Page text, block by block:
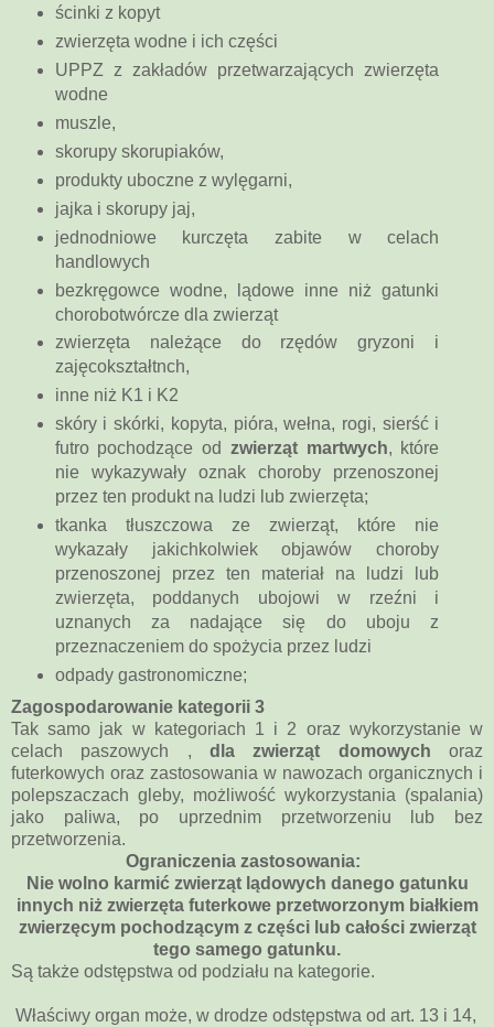
ścinki z kopyt
zwierzęta wodne i ich części
UPPZ z zakładów przetwarzających zwierzęta
wodne
muszle,
skorupy skorupiaków,
produkty uboczne z wylęgarni,
jajka i skorupy jaj,
jednodniowe kurczęta zabite w celach
handlowych
bezkręgowce wodne, lądowe inne niż gatunki
chorobotwórcze dla zwierząt
zwierzęta należące do rzędów gryzoni i
zajęcokształtnch,
inne niż K1 i K2
skóry i skórki, kopyta, pióra, wełna, rogi, sierść i
futro pochodzące od zwierząt martwych, które
nie wykazywały oznak choroby przenoszonej
przez ten produkt na ludzi lub zwierzęta;
tkanka tłuszczowa ze zwierząt, które nie
wykazały jakichkolwiek objawów choroby
przenoszonej przez ten materiał na ludzi lub
zwierzęta, poddanych ubojowi w rzeźni i
uznanych za nadające się do uboju z
przeznaczeniem do spożycia przez ludzi
odpady gastronomiczne;
Zagospodarowanie kategorii 3
Tak samo jak w kategoriach 1 i 2 oraz wykorzystanie w
celach paszowych , dla zwierząt domowych oraz
futerkowych oraz zastosowania w nawozach organicznych i
polepszaczach gleby, możliwość wykorzystania (spalania)
jako paliwa, po uprzednim przetworzeniu lub bez
przetworzenia.
Ograniczenia zastosowania:
Nie wolno karmić zwierząt lądowych danego gatunku
innych niż zwierzęta futerkowe przetworzonym białkiem
zwierzęcym pochodzącym z części lub całości zwierząt
tego samego gatunku.
Są także odstępstwa od podziału na kategorie.
Właściwy organ może, w drodze odstępstwa od art. 13 i 14,